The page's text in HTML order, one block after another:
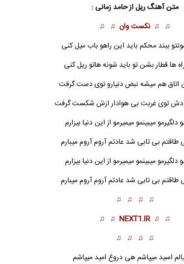
متن آهنگریل ازحامد زمانی :
♫ ♫ نکست وان ♫ ♫
ببند محکم باید این راهو باب میل کنی
ها قطار بشن تو باید شونه هاتو ریلکنی
اتاق هم میشه نبض دنیارو توی دست گرفت
توی غربت بی هوادار ازش شکست گرفت
میبینمو میمیرمو از این دنیا بیزارم
طاقتم بی تابی شد عادتم آروم آروم میبارم
میبینمو میمیرمو از این دنیا بیزارم
طاقتم بی تابی شد عادتم آروم آروم میبارم
♫ ♫ ♫ ♫
♫ ♫
NEXT1.IR
♫ ♫
♫ ♫ ♫ ♫
اسید میپاشم هی دروغ امید میپاشم